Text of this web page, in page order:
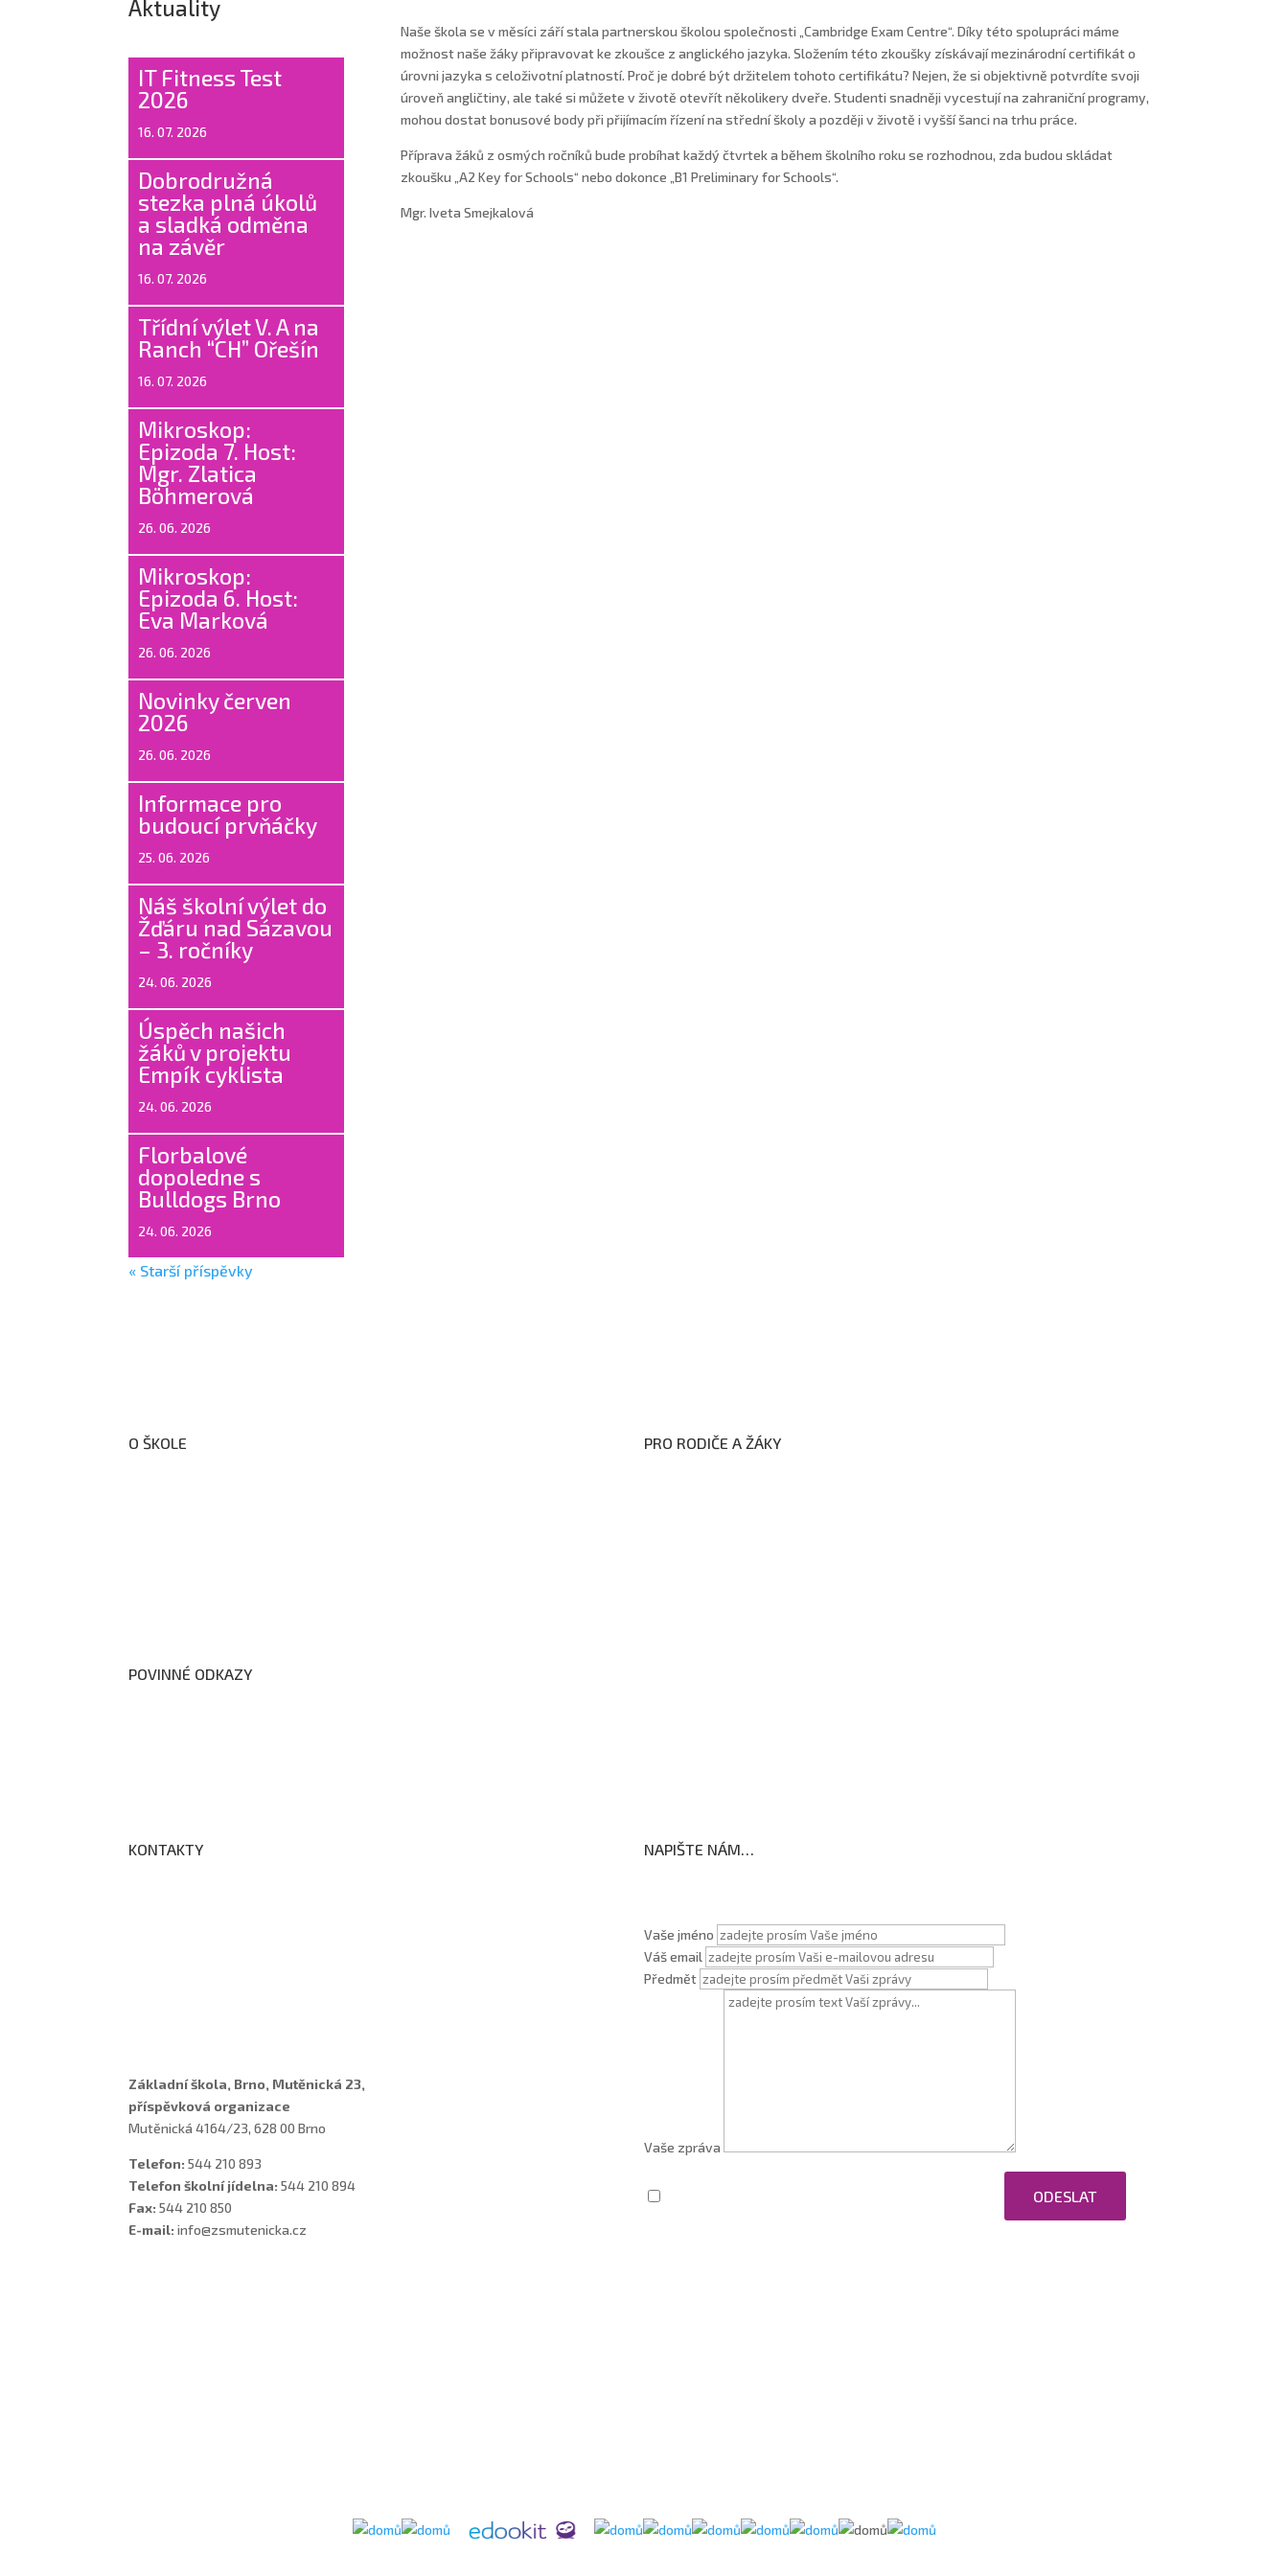
Aktuality
IT Fitness Test
2026
16. 07. 2026
Dobrodružná
stezka plná úkolů
a sladká odměna
na závěr
16. 07. 2026
Třídní výlet V. A na
Ranch “CH” Ořešín
16. 07. 2026
Mikroskop:
Epizoda 7. Host:
Mgr. Zlatica
Böhmerová
26. 06. 2026
Mikroskop:
Epizoda 6. Host:
Eva Marková
26. 06. 2026
Novinky červen
2026
26. 06. 2026
Informace pro
budoucí prvňáčky
25. 06. 2026
Náš školní výlet do
Žďáru nad Sázavou
– 3. ročníky
24. 06. 2026
Úspěch našich
žáků v projektu
Empík cyklista
24. 06. 2026
Florbalové
dopoledne s
Bulldogs Brno
24. 06. 2026
« Starší příspěvky
Naše škola se v měsíci září stala partnerskou školou společnosti „Cambridge Exam Centre“. Díky této spolupráci máme
možnost naše žáky připravovat ke zkoušce z anglického jazyka. Složením této zkoušky získávají mezinárodní certifikát o
úrovni jazyka s celoživotní platností. Proč je dobré být držitelem tohoto certifikátu? Nejen, že si objektivně potvrdíte svoji
úroveň angličtiny, ale také si můžete v životě otevřít několikery dveře. Studenti snadněji vycestují na zahraniční programy,
mohou dostat bonusové body při přijímacím řízení na střední školy a později v životě i vyšší šanci na trhu práce.
Příprava žáků z osmých ročníků bude probíhat každý čtvrtek a během školního roku se rozhodnou, zda budou skládat
zkoušku „A2 Key for Schools“ nebo dokonce „B1 Preliminary for Schools“.
Mgr. Iveta Smejkalová
O ŠKOLE
POVINNÉ ODKAZY
PRO RODIČE A ŽÁKY
KONTAKTY
Základní škola, Brno, Mutěnická 23,
příspěvková organizace
Mutěnická 4164/23, 628 00 Brno
Telefon: 544 210 893
Telefon školní jídelna: 544 210 894
Fax: 544 210 850
E-mail: info@zsmutenicka.cz
NAPIŠTE NÁM…
Vaše jméno
Váš email
Předmět
Vaše zpráva
ODESLAT